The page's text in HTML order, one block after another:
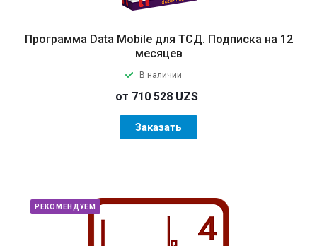
Программа Data Mobile для ТСД. Подписка на 12
месяцев
В наличии
от 710 528 UZS
Заказать
РЕКОМЕНДУЕМ